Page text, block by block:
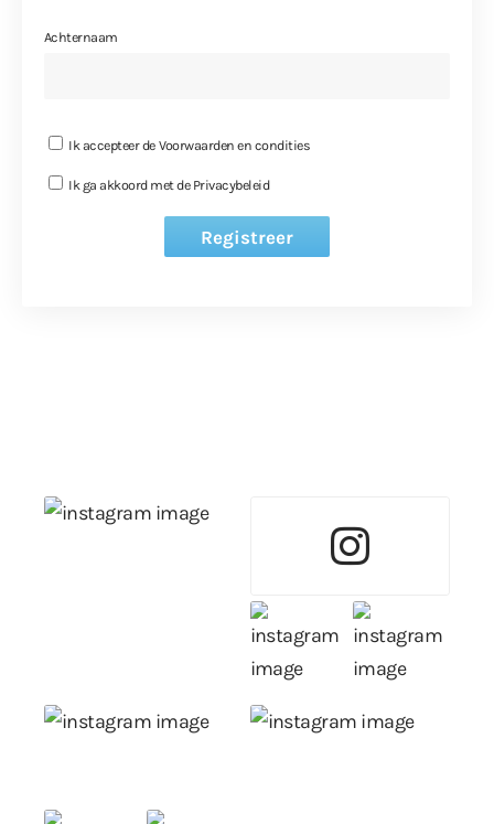
Achternaam
Ik accepteer de Voorwaarden en condities
Ik ga akkoord met de Privacybeleid
Registreer